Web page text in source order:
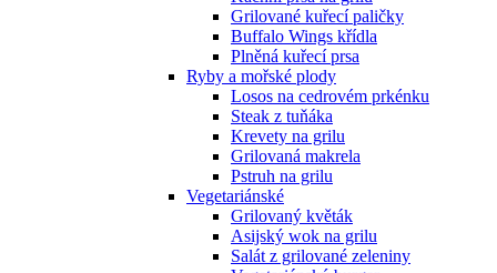
Grilované kuřecí paličky
Buffalo Wings křídla
Plněná kuřecí prsa
Ryby a mořské plody
Losos na cedrovém prkénku
Steak z tuňáka
Krevety na grilu
Grilovaná makrela
Pstruh na grilu
Vegetariánské
Grilovaný květák
Asijský wok na grilu
Salát z grilované zeleniny